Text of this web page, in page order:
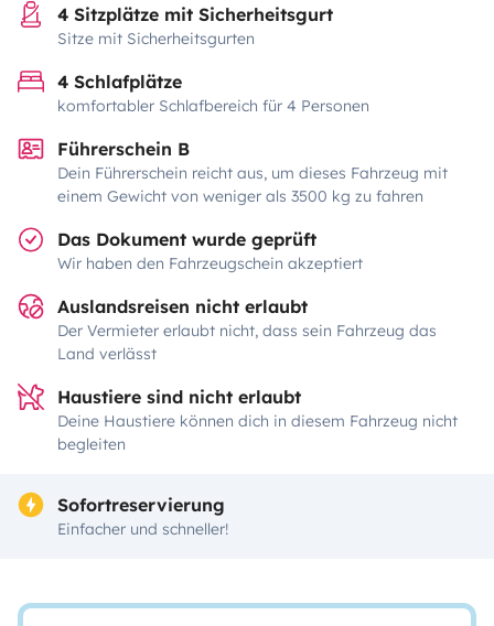
4 Sitzplätze mit Sicherheitsgurt
Sitze mit Sicherheitsgurten
4 Schlafplätze
komfortabler Schlafbereich für 4 Personen
Führerschein B
Dein Führerschein reicht aus, um dieses Fahrzeug mit
einem Gewicht von weniger als 3500 kg zu fahren
Das Dokument wurde geprüft
Wir haben den Fahrzeugschein akzeptiert
Auslandsreisen nicht erlaubt
Der Vermieter erlaubt nicht, dass sein Fahrzeug das
Land verlässt
Haustiere sind nicht erlaubt
Deine Haustiere können dich in diesem Fahrzeug nicht
begleiten
Sofortreservierung
Einfacher und schneller!